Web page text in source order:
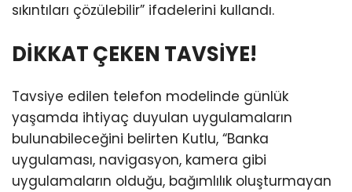
sıkıntıları çözülebilir” ifadelerini kullandı.
DİKKAT ÇEKEN TAVSİYE!
Tavsiye edilen telefon modelinde günlük
yaşamda ihtiyaç duyulan uygulamaların
bulunabileceğini belirten Kutlu, “Banka
uygulaması, navigasyon, kamera gibi
uygulamaların olduğu, bağımlılık oluşturmayan